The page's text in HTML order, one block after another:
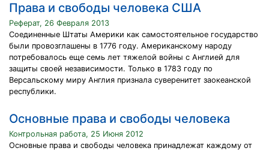
Права и свободы человека США
Реферат, 26 Февраля 2013
Соединенные Штаты Америки как самостоятельное государство
были провозглашены в 1776 году. Американскому народу
потребовалось еще семь лет тяжелой войны с Англией для
защиты своей независимости. Только в 1783 году по
Версальскому миру Англия признала суверенитет заокеанской
республики.
Основные права и свободы человека
Контрольная работа, 25 Июня 2012
Основные права и свободы человека принадлежат каждому от